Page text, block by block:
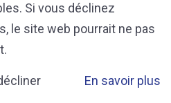
Si vous déclinez
le site web pourrait ne pas
En savoir plus